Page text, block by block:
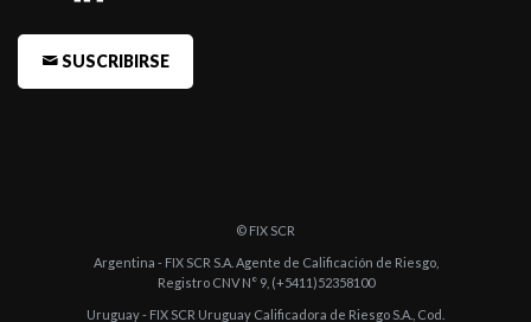
Plazo de Ban ...
SUSCRIBIRSE
© FIX SCR
Argentina - FIX SCR S.A. Agente de Calificación de Riesgo,
Registro CNV N° 9, (+5411)52358100
Uruguay - FIX SCR Uruguay Calificadora de Riesgo S.A., Cod.